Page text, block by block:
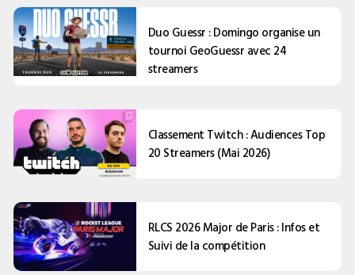
Duo Guessr : Domingo organise un
tournoi GeoGuessr avec 24
streamers
Classement Twitch : Audiences Top
20 Streamers (Mai 2026)
RLCS 2026 Major de Paris : Infos et
Suivi de la compétition